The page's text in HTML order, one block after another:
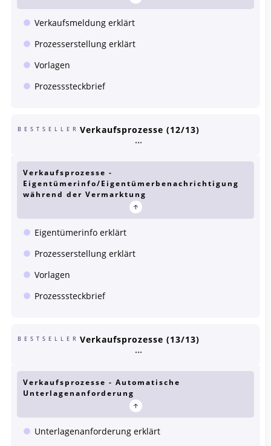
Verkaufsmeldung erklärt
Prozesserstellung erklärt
Vorlagen
Prozesssteckbrief
BESTSELLER Verkaufsprozesse (12/13)
Verkaufsprozesse -
Eigentümerinfo/Eigentümerbenachrichtigung
während der Vermarktung
Eigentümerinfo erklärt
Prozesserstellung erklärt
Vorlagen
Prozesssteckbrief
BESTSELLER Verkaufsprozesse (13/13)
Verkaufsprozesse - Automatische
Unterlagenanforderung
Unterlagenanforderung erklärt